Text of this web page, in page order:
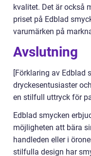
kvalitet. Det är också
priset på Edblad
varumärken på
Avslutning
[Förklaring av Edblad
dryckesentusiaster
en stilfull uttryck för
Edblad smycken
möjligheten att bära
handleden eller i
stilfulla design har